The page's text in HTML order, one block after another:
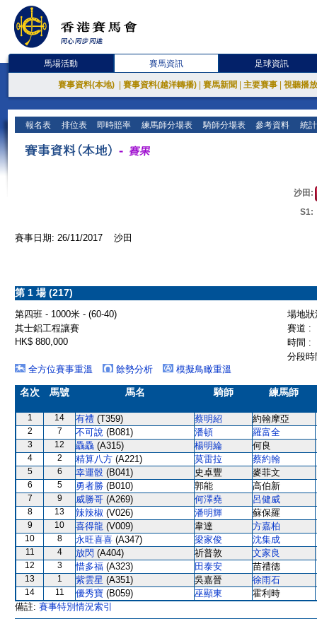
馬場活動 賽馬資訊 足球資訊
賽事資料(本地) 賽事資料(越洋轉播) 賽馬新聞 主要賽事 視聽播
報名表 排位表 即時賠率 練馬師分場表 騎師分場表 參考資料 統
沙田:
S1:
賽事日期: 26/11/2017 沙田
第 1 場 (217)
第四班 - 1000米 - (60-40)
場地
其士鋁工程讓賽
賽道 :
HK$ 880,000
時間 :
分段
全方位賽事重溫
餘勢分析 模擬鳥瞰重溫
名次 馬號 馬名 騎師 練馬師
1 14 有禮 (T359) 蔡明紹 約翰摩亞
2 7 不可說 (B081) 潘頓 羅富全
3 12 驫驫 (A315) 楊明綸 何良
4 2 精算八方 (A221) 莫雷拉 蔡約翰
5 6 幸運骰 (B041) 史卓豐 麥菲文
6 5 勇者勝 (B010) 郭能 高伯新
7 9 威勝哥 (A269) 何澤堯 呂健威
8 13 辣辣椒 (V026) 潘明輝 蘇保羅
9 10 喜得龍 (V009) 韋達 方嘉柏
10 8 永旺喜喜 (A347) 梁家俊 沈集成
11 4 放閃 (A404) 祈普敦 文家良
12 3 惜多福 (A323) 田泰安 苗禮德
13 1 紫雲星 (A351) 吳嘉晉 徐雨石
14 11 優秀寶 (B059) 巫顯東
霍利時
備註: 賽事特別情況索引